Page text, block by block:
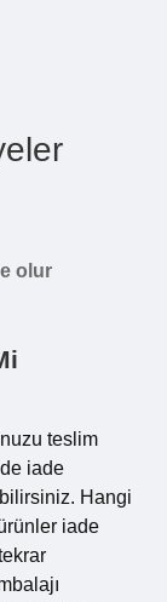
olur
teslim
iade
Hangi
iade